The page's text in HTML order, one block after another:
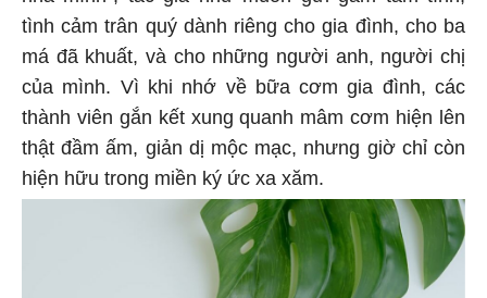
tình cảm trân quý dành riêng cho gia đình, cho ba
má đã khuất, và cho những người anh, người chị
của mình. Vì khi nhớ về bữa cơm gia đình, các
thành viên gắn kết xung quanh mâm cơm hiện lên
thật đầm ấm, giản dị mộc mạc, nhưng giờ chỉ còn
hiện hữu trong miền ký ức xa xăm.